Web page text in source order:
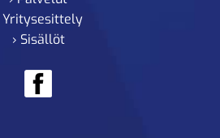
Yritysesittely
› Sisällöt